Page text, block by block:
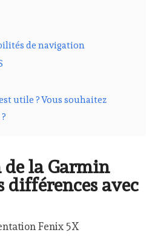
de navigation
utile ? Vous souhaitez
la Garmin
différences avec